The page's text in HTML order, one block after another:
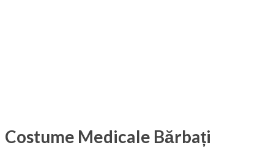
Costume Medicale Bărbați